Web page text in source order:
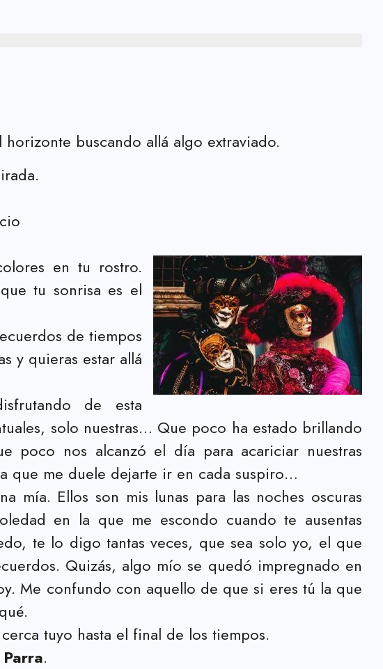
buscando allá algo extraviado.
en tu rostro.
tu sonrisa es el
de tiempos
y quieras estar allá
de esta
solo nuestras… Que poco ha estado brillando
poco nos alcanzó el día para acariciar nuestras
que me duele dejarte ir en cada suspiro…
mía. Ellos son mis lunas para las noches oscuras
en la que me escondo cuando te ausentas
te lo digo tantas veces, que sea solo yo, el que
Quizás, algo mío se quedó impregnado en
Me confundo con aquello de que si eres tú la que
tuyo hasta el final de los tiempos.
.